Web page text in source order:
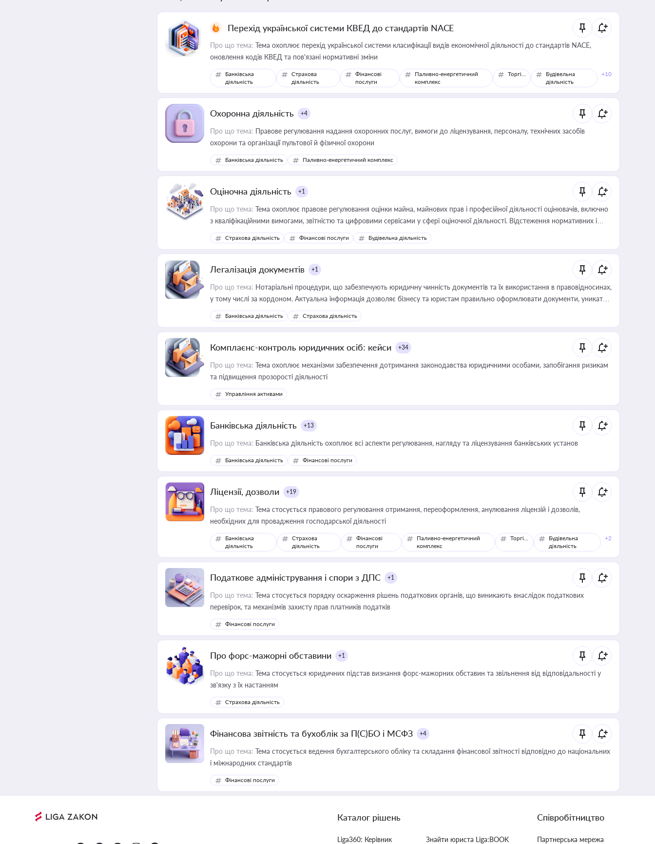
Перехід української системи КВЕД до стандартів NACE
Про що тема: Тема охоплює перехід української системи класифікації видів економічної діяльності до стандартів NACE,
оновлення кодів КВЕД та пов'язані нормативні зміни
Банківська
діяльність
Страхова
діяльність
Фінансові
послуги
Паливно-енергетичний
комплекс
Торгівля
Будівельна
діяльність
+10
Охоронна діяльність +4
Про що тема: Правове регулювання надання охоронних послуг, вимоги до ліцензування, персоналу, технічних засобів
охорони та організації пультової й фізичної охорони
Банківська діяльність Паливно-енергетичний комплекс
Оціночна діяльність +1
Про що тема: Тема охоплює правове регулювання оцінки майна, майнових прав і професійної діяльності оцінювачів, включно
з кваліфікаційними вимогами, звітністю та цифровими сервісами у сфері оціночної діяльності. Відстеження нормативних і
медійних змін у цій сфері корисне для власника бізнесу, керівника, юриста або бухгалтера під час оподаткування,
приватизації, оренди державного майна, корпоративних угод і перевірки статусу суб'єктів оціночної діяльності
Страхова діяльність Фінансові послуги Будівельна діяльність
Легалізація документів +1
Про що тема: Нотаріальні процедури, що забезпечують юридичну чинність документів та їх використання в правовідносинах,
у тому числі за кордоном. Актуальна інформація дозволяє бізнесу та юристам правильно оформлювати документи, уникати
ризиків недійсності та забезпечувати їх належне прийняття органами влади та контрагентами
Банківська діяльність Страхова діяльність
Комплаєнс-контроль юридичних осіб: кейси +34
Про що тема: Тема охоплює механізми забезпечення дотримання законодавства юридичними особами, запобігання ризикам
та підвищення прозорості діяльності
Управління активами
Банківська діяльність +13
Про що тема: Банківська діяльність охоплює всі аспекти регулювання, нагляду та ліцензування банківських установ
Банківська діяльність Фінансові послуги
Ліцензії, дозволи +19
Про що тема: Тема стосується правового регулювання отримання, переоформлення, анулювання ліцензій і дозволів,
необхідних для провадження господарської діяльності
Банківська
діяльність
Страхова
діяльність
Фінансові
послуги
Паливно-енергетичний
комплекс
Торгівля
Будівельна
діяльність
+2
Податкове адміністрування і спори з ДПС +1
Про що тема: Тема стосується порядку оскарження рішень податкових органів, що виникають внаслідок податкових
перевірок, та механізмів захисту прав платників податків
Фінансові послуги
Про форс-мажорні обставини +1
Про що тема: Тема стосується юридичних підстав визнання форс-мажорних обставин та звільнення від відповідальності у
зв'язку з їх настанням
Страхова діяльність
Фінансова звітність та бухоблік за П(С)БО і МСФЗ +4
Про що тема: Тема стосується ведення бухгалтерського обліку та складання фінансової звітності відповідно до національних
і міжнародних стандартів
Фінансові послуги
Каталог рішень
Liga360: Керівник Знайти юриста Liga:BOOK
Співробітництво
Партнерська мережа